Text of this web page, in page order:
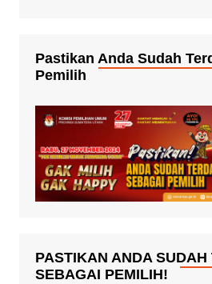
Pastikan Anda Sudah
Pemilih
PASTIKAN ANDA SUDAH
SEBAGAI PEMILIH!